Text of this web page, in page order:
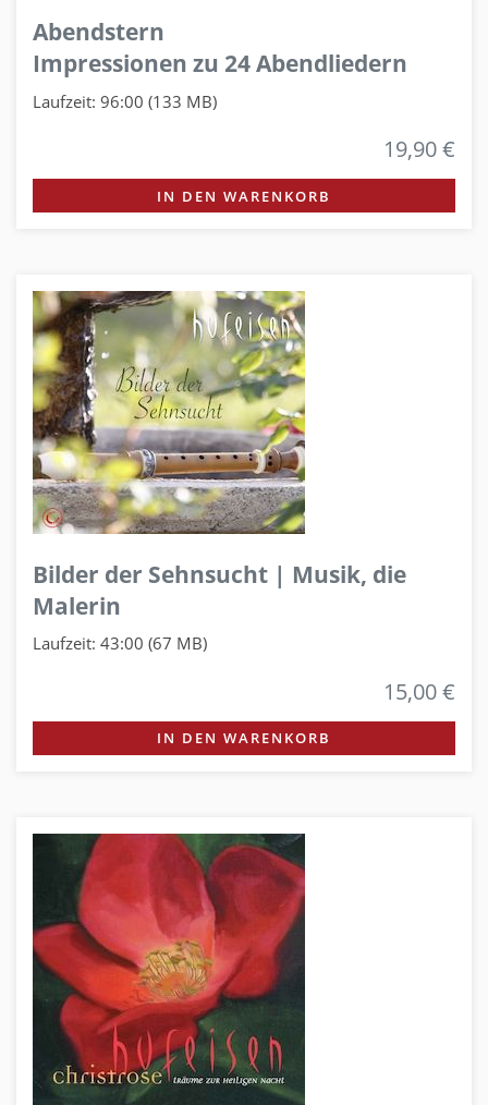
Abendstern
Impressionen zu 24 Abendliedern
Laufzeit: 96:00 (133 MB)
19,90 €
IN DEN WARENKORB
Bilder der Sehnsucht | Musik, die
Malerin
Laufzeit: 43:00 (67 MB)
15,00 €
IN DEN WARENKORB